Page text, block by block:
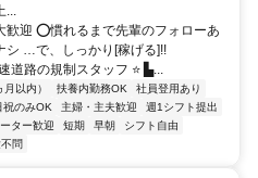
迎 ⭕慣れるまで先輩のフォローあ
シ …で、しっかり[稼げる]!!
の規制スタッフ ⭐ ▙...
以内） 扶養内勤務OK
社員登用あり
祝のみOK 主婦・主夫歓迎
週1シフト提出
ター歓迎 短期 早朝
シフト自由
問